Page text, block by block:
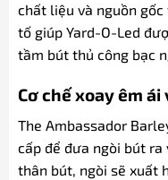
chất liệu và nguồn
tố giúp Yard-O-Led
tầm bút thủ công bạc
Cơ chế xoay êm
The Ambassador
cấp để đưa ngòi bút ra
thân bút, ngòi sẽ xuất